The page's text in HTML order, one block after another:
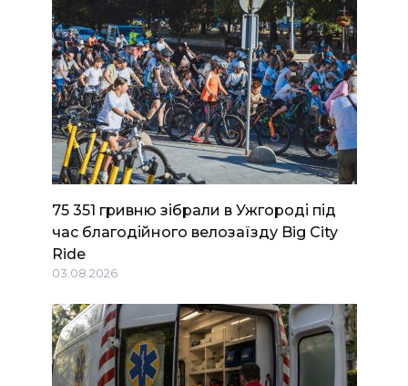
75 351 гривню зібрали в Ужгороді під
час благодійного велозаїзду Big Сity
Ride
03.08.2026